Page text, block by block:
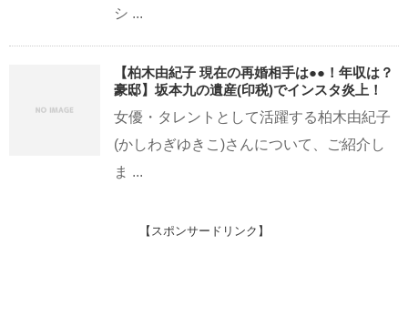
シ ...
【柏木由紀子 現在の再婚相手は●●！年収は？
豪邸】坂本九の遺産(印税)でインスタ炎上！
女優・タレントとして活躍する柏木由紀子
(かしわぎゆきこ)さんについて、ご紹介し
ま ...
【スポンサードリンク】